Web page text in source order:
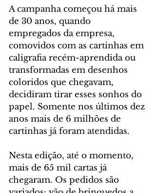
A campanha começou há mais
de 30 anos, quando
empregados da empresa,
comovidos com as cartinhas em
caligrafia recém-aprendida ou
transformadas em desenhos
coloridos que chegavam,
decidiram tirar esses sonhos do
papel. Somente nos últimos dez
anos mais de 6 milhões de
cartinhas já foram atendidas.
Nesta edição, até o momento,
mais de 65 mil cartas já
chegaram. Os pedidos são